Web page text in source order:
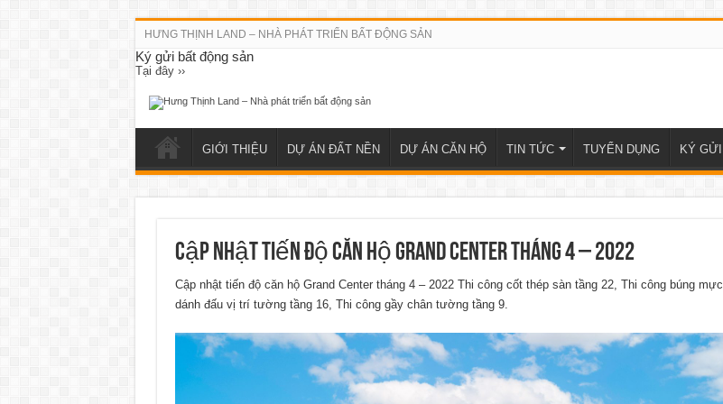
HƯNG THỊNH LAND – NHÀ PHÁT TRIỂN BẤT ĐỘNG SẢN
Ký gửi bất động sản
Tại đây ››
GIỚI THIỆU DỰ ÁN ĐẤT NỀN DỰ ÁN CĂN HỘ TIN TỨC TUYỂN DỤNG KÝ GỬI
Cập nhật tiến độ căn hộ Grand Center tháng 4 – 2022
Cập nhật tiến độ căn hộ Grand Center tháng 4 – 2022 Thi công cốt thép sàn tầng 22, Thi công búng mực
dánh đấu vị trí tường tầng 16, Thi công gầy chân tường tầng 9.